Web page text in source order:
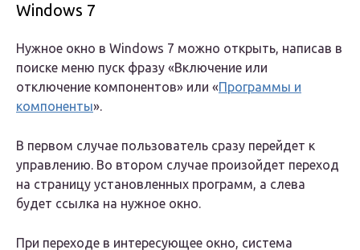
Windows 7
Нужное окно в Windows 7 можно открыть, написав в
поиске меню пуск фразу «Включение или
отключение компонентов» или «Программы и
компоненты».
В первом случае пользователь сразу перейдет к
управлению. Во втором случае произойдет переход
на страницу установленных программ, а слева
будет ссылка на нужное окно.
При переходе в интересующее окно, система